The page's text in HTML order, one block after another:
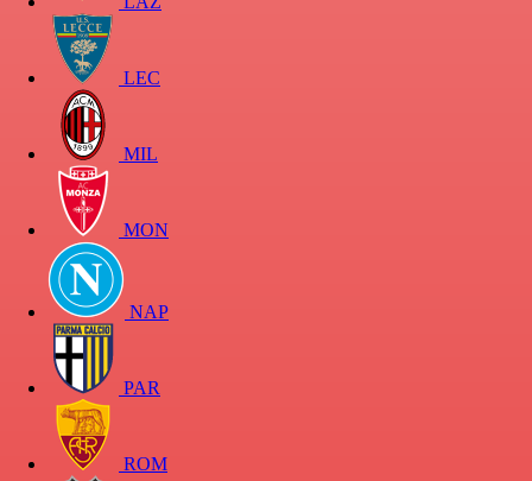
LEC
MIL
MON
NAP
PAR
ROM